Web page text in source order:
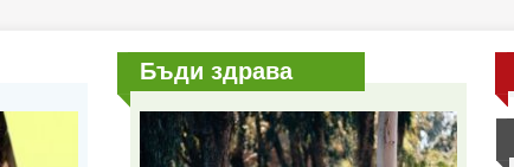
Бъди здрава